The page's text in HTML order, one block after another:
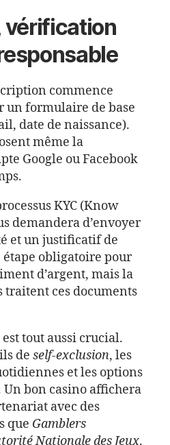
vérification
commence
formulaire de base
date de naissance).
même la
Google ou Facebook
KYC (Know
demandera d’envoyer
et un justificatif de
étape obligatoire pour
d’argent, mais la
traitent ces documents
tout aussi crucial.
de self‑exclusion, les
et les options
Un bon casino affichera
avec des
que Gamblers
Nationale des Jeux.